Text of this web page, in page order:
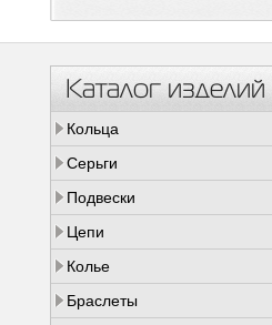
Каталог изделий
Кольца
Серьги
Подвески
Цепи
Колье
Браслеты